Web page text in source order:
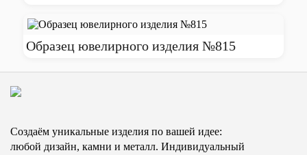
Образец ювелирного изделия №815
Создаём уникальные изделия по вашей идее:
любой дизайн, камни и металл. Индивидуальный